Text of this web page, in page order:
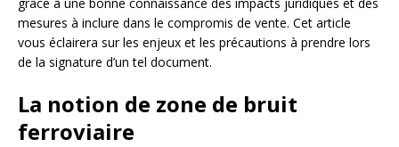
mesures à inclure dans le compromis de vente. Cet article
vous éclairera sur les enjeux et les précautions à prendre lors
de la signature d’un tel document.
La notion de zone de bruit
ferroviaire